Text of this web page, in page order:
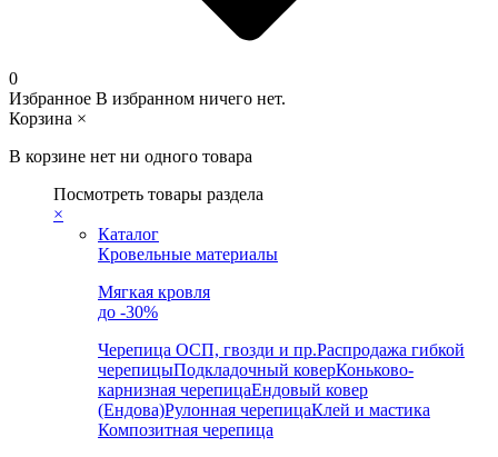
0
Избранное В избранном ничего нет.
Корзина ×
В корзине нет ни одного товара
Посмотреть товары раздела
×
Каталог
Кровельные материалы
Мягкая кровля
до -30%
Черепица ОСП, гвозди и пр.Распродажа гибкой
черепицыПодкладочный коверКоньково-
карнизная черепицаЕндовый ковер
(Ендова)Рулонная черепицаКлей и мастика
Композитная черепица